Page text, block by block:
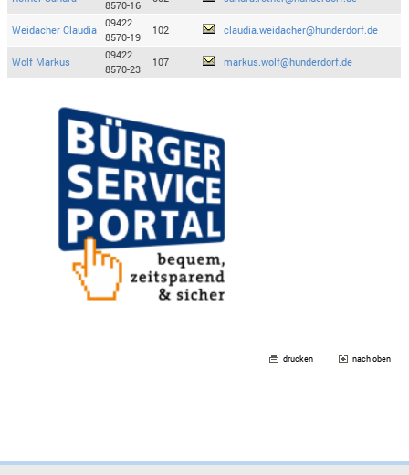
8570-16
Weidacher Claudia
09422
8570-19
102 claudia.weidacher@hunderdorf.de
Wolf Markus
09422
8570-23
107 markus.wolf@hunderdorf.de
drucken nach oben